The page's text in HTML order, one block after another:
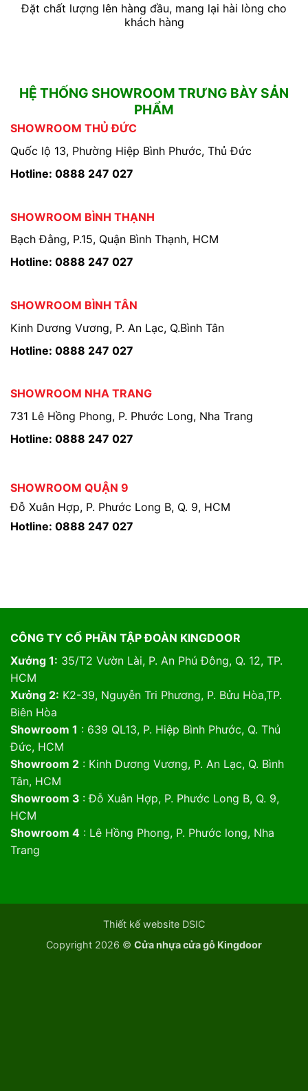
Đặt chất lượng lên hàng đầu, mang lại hài lòng cho
khách hàng
HỆ THỐNG SHOWROOM TRƯNG BÀY SẢN
PHẨM
SHOWROOM THỦ ĐỨC
Quốc lộ 13, Phường Hiệp Bình Phước, Thủ Đức
Hotline: 0888 247 027
SHOWROOM BÌNH THẠNH
Bạch Đằng, P.15, Quận Bình Thạnh, HCM
Hotline: 0888 247 027
SHOWROOM BÌNH TÂN
Kinh Dương Vương, P. An Lạc, Q.Bình Tân
Hotline: 0888 247 027
SHOWROOM NHA TRANG
731 Lê Hồng Phong, P. Phước Long, Nha Trang
Hotline: 0888 247 027
SHOWROOM QUẬN 9
Đỗ Xuân Hợp, P. Phước Long B, Q. 9, HCM
Hotline: 0888 247 027
CÔNG TY CỔ PHẦN TẬP ĐOÀN KINGDOOR
Xưởng 1: 35/T2 Vườn Lài, P. An Phú Đông, Q. 12, TP.
HCM
Xưởng 2: K2-39, Nguyễn Tri Phương, P. Bửu Hòa,TP.
Biên Hòa
Showroom 1 : 639 QL13, P. Hiệp Bình Phước, Q. Thủ
Đức, HCM
Showroom 2: Kinh Dương Vương, P. An Lạc, Q. Bình
Tân, HCM
Showroom 3 : Đỗ Xuân Hợp, P. Phước Long B, Q. 9,
HCM
Showroom 4: Lê Hồng Phong, P. Phước long, Nha
Trang
Thiết kế website DSIC
Copyright 2026 © Cửa nhựa cửa gỗ Kingdoor